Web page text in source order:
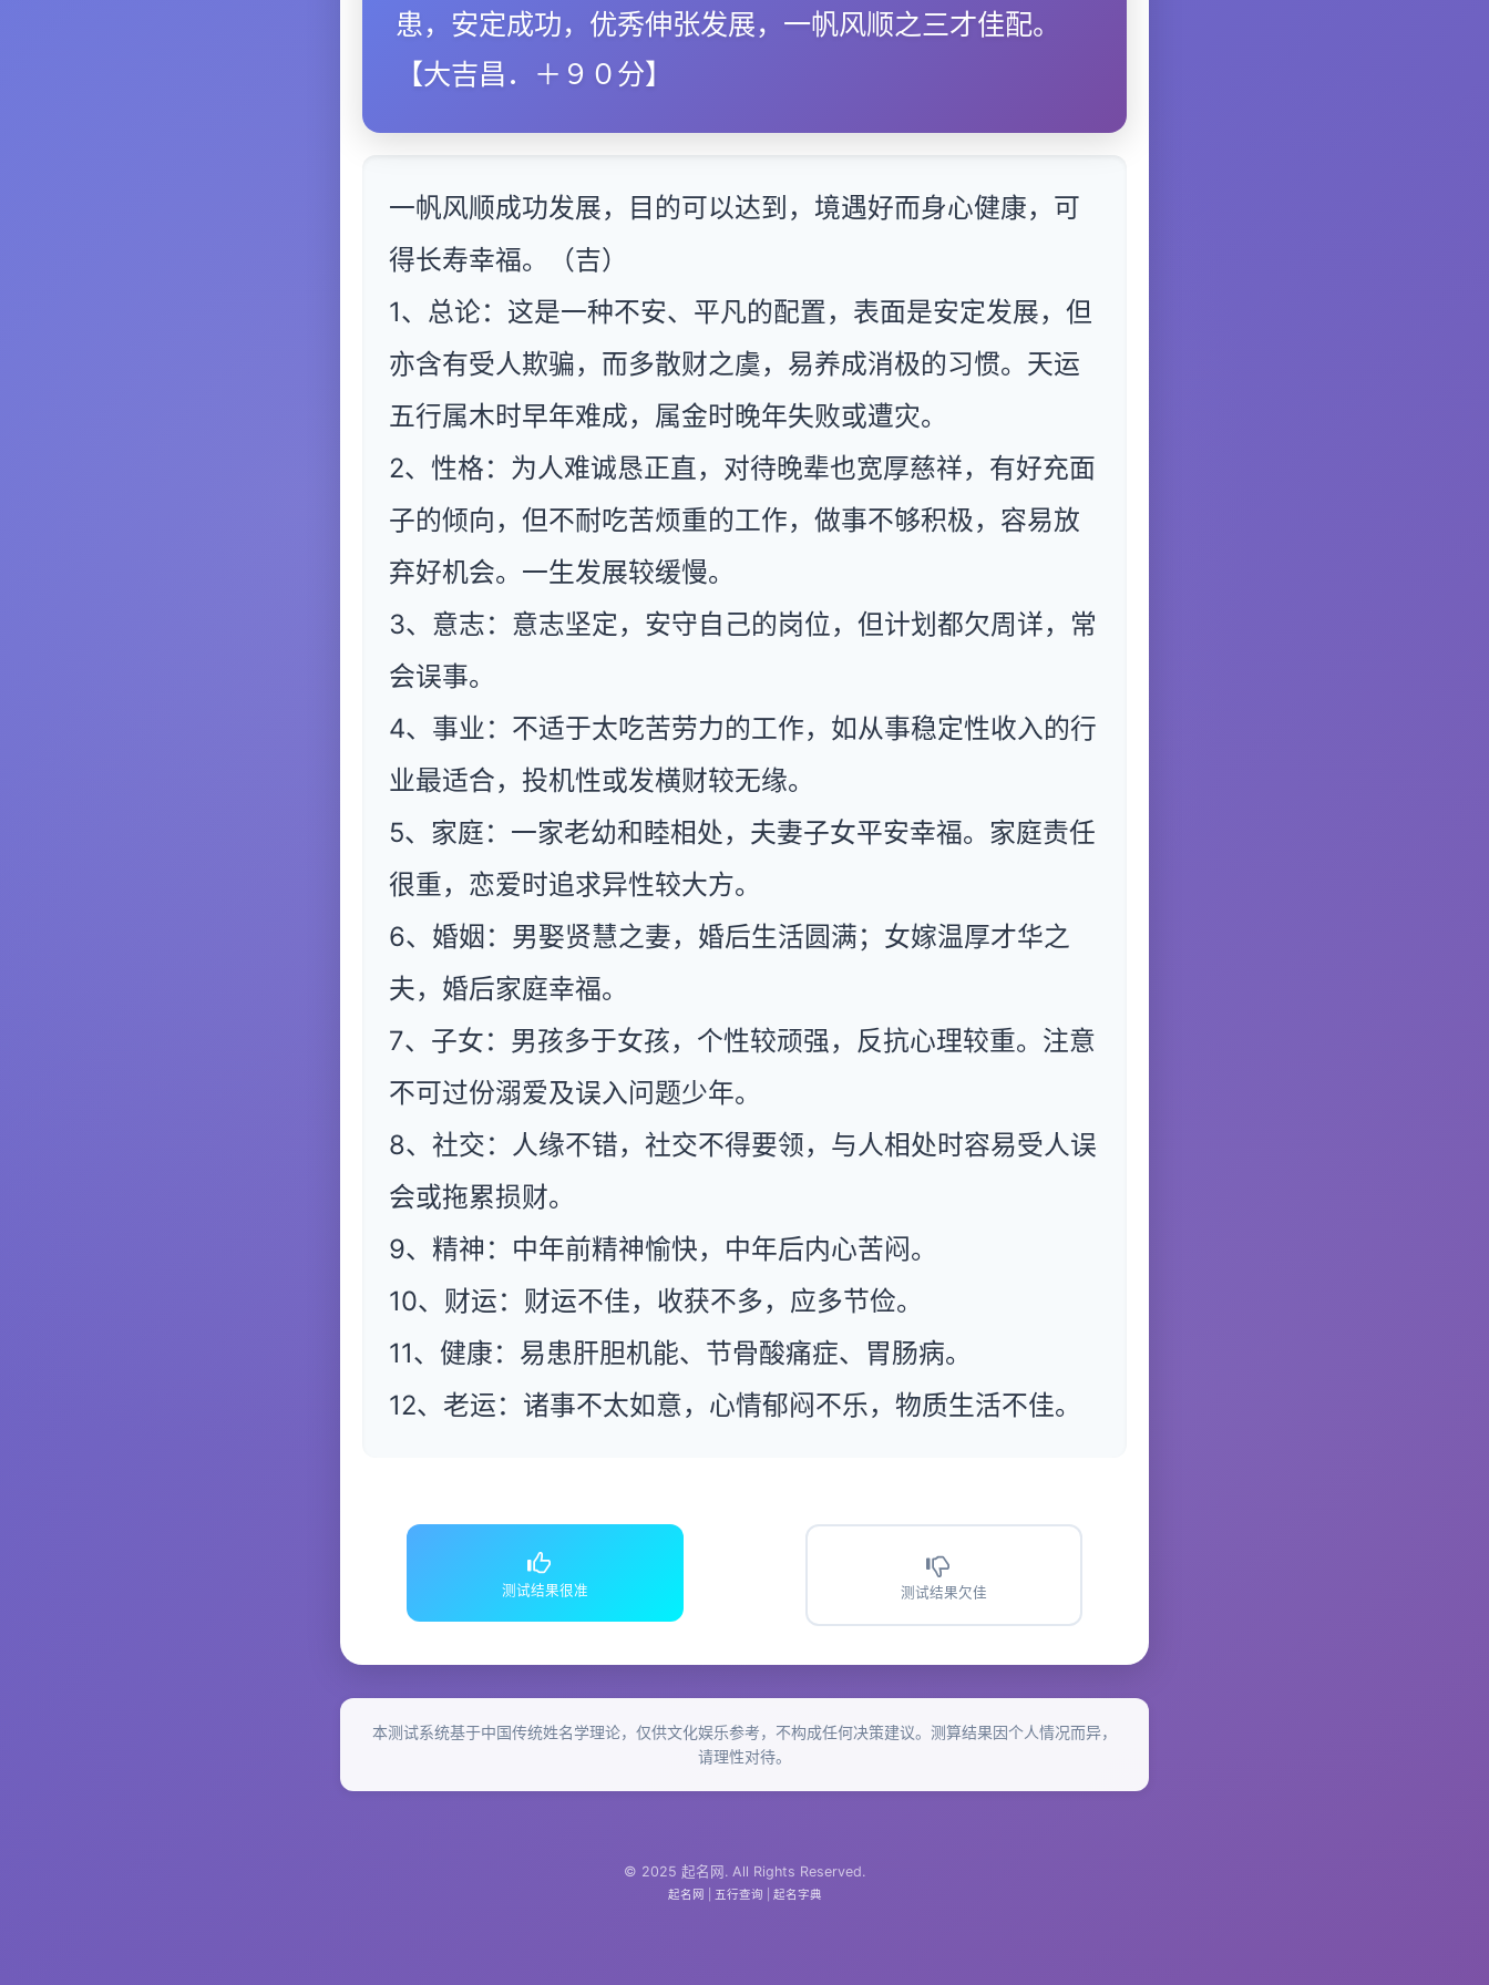
患，安定成功，优秀伸张发展，一帆风顺之三才佳配。
【大吉昌．＋９０分】
一帆风顺成功发展，目的可以达到，境遇好而身心健康，可
得长寿幸福。（吉）
1、总论：这是一种不安、平凡的配置，表面是安定发展，但
亦含有受人欺骗，而多散财之虞，易养成消极的习惯。天运
五行属木时早年难成，属金时晚年失败或遭灾。
2、性格：为人难诚恳正直，对待晚辈也宽厚慈祥，有好充面
子的倾向，但不耐吃苦烦重的工作，做事不够积极，容易放
弃好机会。一生发展较缓慢。
3、意志：意志坚定，安守自己的岗位，但计划都欠周详，常
会误事。
4、事业：不适于太吃苦劳力的工作，如从事稳定性收入的行
业最适合，投机性或发横财较无缘。
5、家庭：一家老幼和睦相处，夫妻子女平安幸福。家庭责任
很重，恋爱时追求异性较大方。
6、婚姻：男娶贤慧之妻，婚后生活圆满；女嫁温厚才华之
夫，婚后家庭幸福。
7、子女：男孩多于女孩，个性较顽强，反抗心理较重。注意
不可过份溺爱及误入问题少年。
8、社交：人缘不错，社交不得要领，与人相处时容易受人误
会或拖累损财。
9、精神：中年前精神愉快，中年后内心苦闷。
10、财运：财运不佳，收获不多，应多节俭。
11、健康：易患肝胆机能、节骨酸痛症、胃肠病。
12、老运：诸事不太如意，心情郁闷不乐，物质生活不佳。
测试结果很准 测试结果欠佳
本测试系统基于中国传统姓名学理论，仅供文化娱乐参考，不构成任何决策建议。测算结果因个人情况而异，
请理性对待。
© 2025 起名网. All Rights Reserved.
起名网 五行查询 起名字典